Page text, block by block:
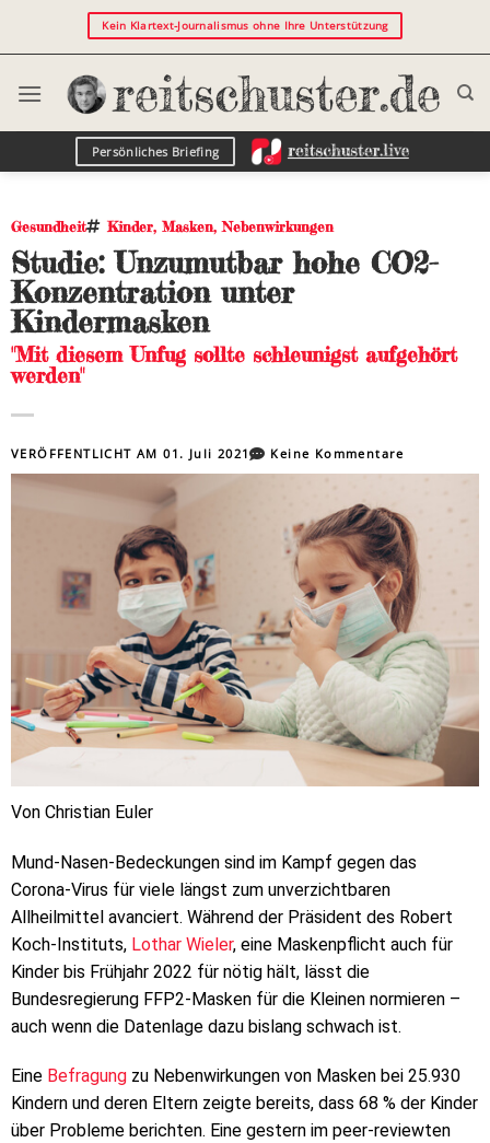
Kein Klartext-Journalismus ohne Ihre Unterstützung
Persönliches Briefing
Gesundheit Kinder, Masken,Nebenwirkungen
Studie: Unzumutbar hohe CO2-
Konzentration unter
Kindermasken
"Mit diesem Unfug sollte schleunigst aufgehört
werden"
VERÖFFENTLICHT AM01. Juli 2021 Keine Kommentare
Von Christian Euler
Mund-Nasen-Bedeckungen sind im Kampf gegen das
Corona-Virus für viele längst zum unverzichtbaren
Allheilmittel avanciert. Während der Präsident des Robert
Koch-Instituts, Lothar Wieler, eine Maskenpflicht auch für
Kinder bis Frühjahr 2022 für nötig hält, lässt die
Bundesregierung FFP2-Masken für die Kleinen normieren –
auch wenn die Datenlage dazu bislang schwach ist.
Eine Befragung zu Nebenwirkungen von Masken bei 25.930
Kindern und deren Eltern zeigte bereits, dass 68 % der Kinder
über Probleme berichten. Eine gestern im peer-reviewten